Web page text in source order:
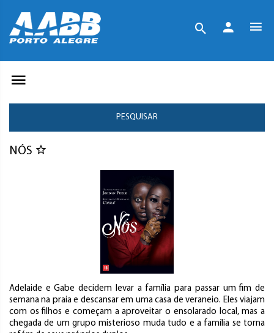
PESQUISAR
NÓS
Adelaide e Gabe decidem levar a família para passar um fim de
semana na praia e descansar em uma casa de veraneio. Eles viajam
com os filhos e começam a aproveitar o ensolarado local, mas a
chegada de um grupo misterioso muda tudo e a família se torna